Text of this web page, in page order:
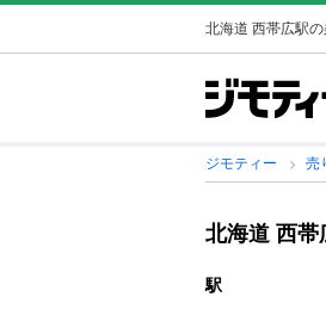
北海道 西帯広駅
ジモティー 売
北海道 西帯
駅